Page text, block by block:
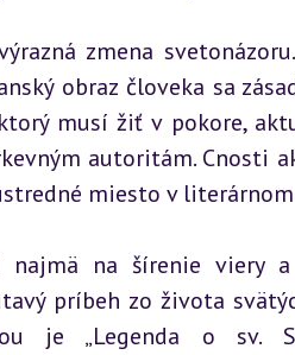
zmena
obraz človeka sa
musí žiť v pokore,
autoritám. Cnosti
miesto v
najmä na šírenie viery
príbeh zo života
je „Legenda o sv.